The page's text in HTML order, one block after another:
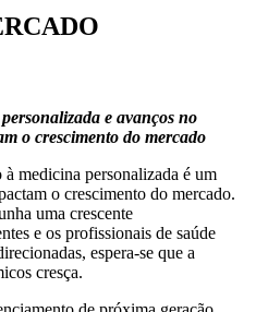
e avanços no
o crescimento do mercado
medicina personalizada é um
o crescimento do mercado.
uma crescente
e os profissionais de saúde
espera-se que a
cresça.